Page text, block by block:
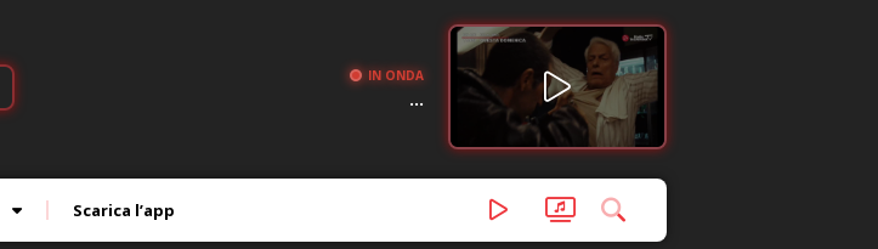
IN ONDA
...
Scarica l’app